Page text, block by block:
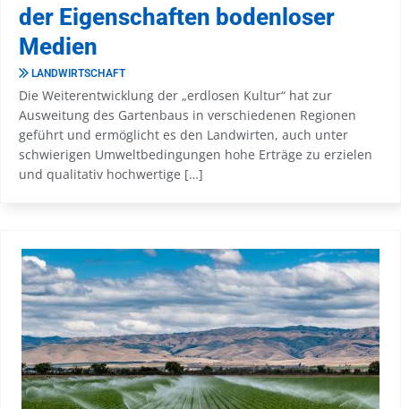
der Eigenschaften bodenloser
Medien
LANDWIRTSCHAFT
Die Weiterentwicklung der „erdlosen Kultur“ hat zur
Ausweitung des Gartenbaus in verschiedenen Regionen
geführt und ermöglicht es den Landwirten, auch unter
schwierigen Umweltbedingungen hohe Erträge zu erzielen
und qualitativ hochwertige […]